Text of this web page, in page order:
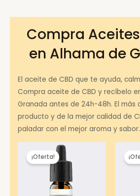
Compra
en Alhama de
El aceite de CBD que te ayuda,
Compra aceite de CBD y recíbelo
Granada antes de 24h-48h. El más
producto y de la mejor calidad de
paladar con el mejor aroma y sabor.
¡Oferta!